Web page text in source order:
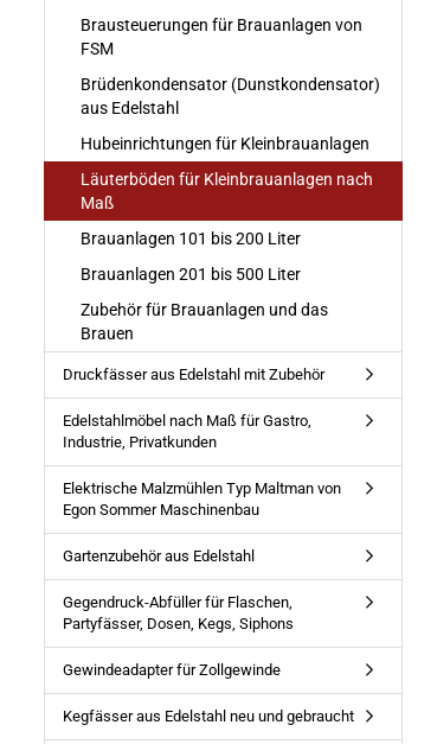
Brausteuerungen für Brauanlagen von
FSM
Brüdenkondensator (Dunstkondensator)
aus Edelstahl
Hubeinrichtungen für Kleinbrauanlagen
Läuterböden für Kleinbrauanlagen nach
Maß
Brauanlagen 101 bis 200 Liter
Brauanlagen 201 bis 500 Liter
Zubehör für Brauanlagen und das
Brauen
Druckfässer aus Edelstahl mit Zubehör
Edelstahlmöbel nach Maß für Gastro,
Industrie, Privatkunden
Elektrische Malzmühlen Typ Maltman von
Egon Sommer Maschinenbau
Gartenzubehör aus Edelstahl
Gegendruck-Abfüller für Flaschen,
Partyfässer, Dosen, Kegs, Siphons
Gewindeadapter für Zollgewinde
Kegfässer aus Edelstahl neu und gebraucht